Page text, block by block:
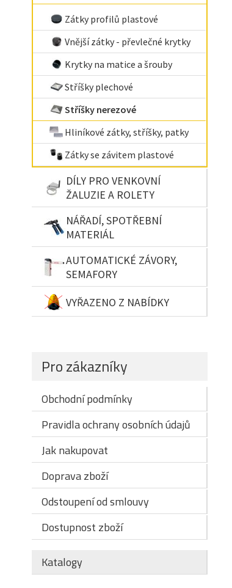
Zátky profilů plastové
Vnější zátky - převlečné krytky
Krytky na matice a šrouby
Stříšky plechové
Stříšky nerezové
Hliníkové zátky, stříšky, patky
Zátky se závitem plastové
DÍLY PRO VENKOVNÍ
ŽALUZIE A ROLETY
NÁŘADÍ, SPOTŘEBNÍ
MATERIÁL
AUTOMATICKÉ ZÁVORY,
SEMAFORY
VYŘAZENO Z NABÍDKY
Pro zákazníky
Obchodní podmínky
Pravidla ochrany osobních údajů
Jak nakupovat
Doprava zboží
Odstoupení od smlouvy
Dostupnost zboží
Katalogy